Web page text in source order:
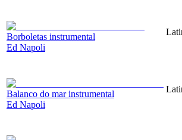
Borboletas instrumental
Ed Napoli
Balanco do mar instrumental
Ed Napoli